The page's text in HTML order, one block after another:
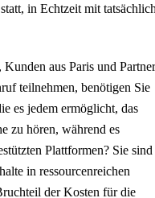
in Echtzeit mit
aus Paris und
teilnehmen, benötigen Sie
es jedem ermöglicht, das
zu hören, während es
Plattformen? Sie
in ressourcenreichen
der Kosten für die